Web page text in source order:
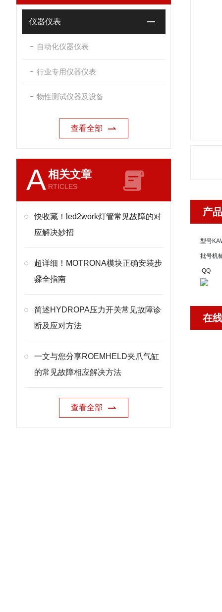
仪器仪表
自动化仪器仪表
行业专用仪器仪表
物性测试仪器及设备
查看全部
A相关文章
RTICLES
快收藏！led2work灯管常见故障的对
应解决妙招
超详细！MOTRONA模块正确安装步
骤全指南
简述HYDROPA压力开关常见故障诊
断及应对方法
一文与您分享ROEMHELD夹爪气缸
的常见故障相应解决方法
查看全部
产
型号
批号机
QQ
在